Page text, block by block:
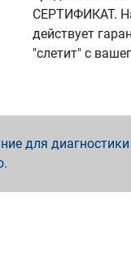
СЕРТИФИКАТ.
действует
"слетит" с
для диагностики